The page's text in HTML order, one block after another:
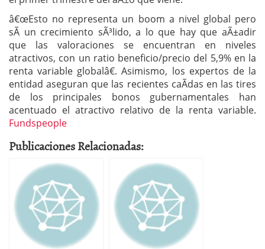
â€œEsto no representa un boom a nivel global pero
sÃ­ un crecimiento sÃ³lido, a lo que hay que aÃ±adir
que las valoraciones se encuentran en niveles
atractivos, con un ratio beneficio/precio del 5,9% en la
renta variable globalâ€. Asimismo, los expertos de la
entidad aseguran que las recientes caÃ­das en las tires
de los principales bonos gubernamentales han
acentuado el atractivo relativo de la renta variable.
Fundspeople
Publicaciones Relacionadas: